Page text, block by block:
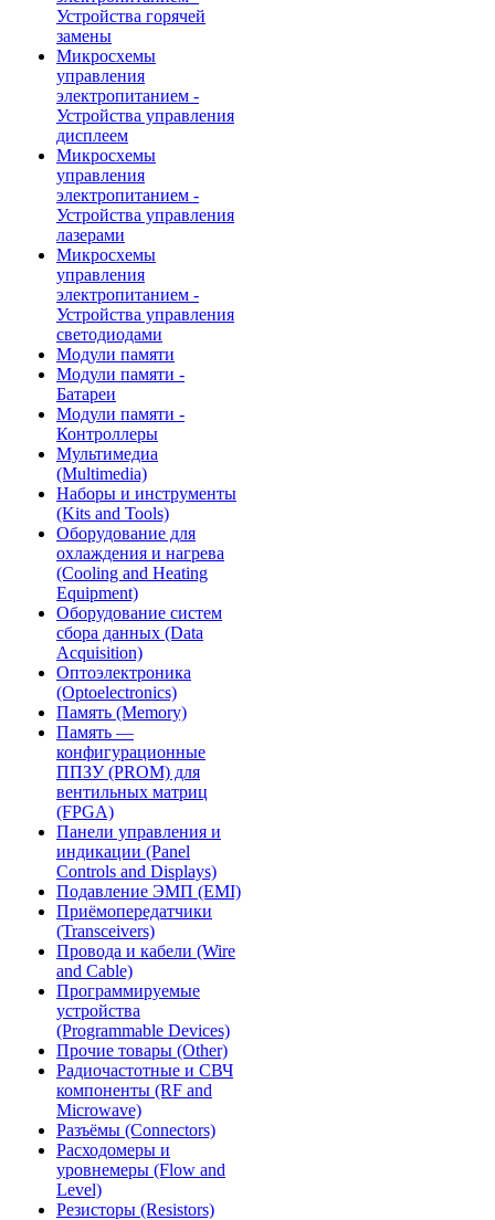
Устройства горячей
замены
Микросхемы
управления
электропитанием -
Устройства управления
дисплеем
Микросхемы
управления
электропитанием -
Устройства управления
лазерами
Микросхемы
управления
электропитанием -
Устройства управления
светодиодами
Модули памяти
Модули памяти -
Батареи
Модули памяти -
Контроллеры
Мультимедиа
(Multimedia)
Наборы и инструменты
(Kits and Tools)
Оборудование для
охлаждения и нагрева
(Cooling and Heating
Equipment)
Оборудование систем
сбора данных (Data
Acquisition)
Оптоэлектроника
(Optoelectronics)
Память (Memory)
Память —
конфигурационные
ППЗУ (PROM) для
вентильных матриц
(FPGA)
Панели управления и
индикации (Panel
Controls and Displays)
Подавление ЭМП (EMI)
Приёмопередатчики
(Transceivers)
Провода и кабели (Wire
and Cable)
Программируемые
устройства
(Programmable Devices)
Прочие товары (Other)
Радиочастотные и СВЧ
компоненты (RF and
Microwave)
Разъёмы (Connectors)
Расходомеры и
уровнемеры (Flow and
Level)
Резисторы (Resistors)